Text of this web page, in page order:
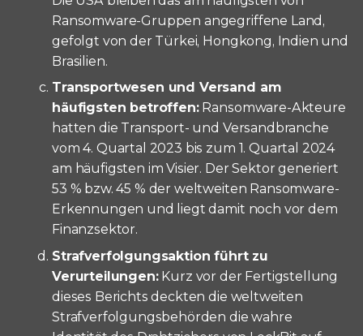
Ransomware-Gruppen angegriffene Land,
gefolgt von der Türkei, Hongkong, Indien und
Brasilien.
Transportwesen und Versand am
häufigsten betroffen:Ransomware-Akteure
hatten die Transport- und Versandbranche
vom 4. Quartal 2023 bis zum 1. Quartal 2024
am häufigsten im Visier. Der Sektor generiert
53 % bzw. 45 % der weltweiten Ransomware-
Erkennungen und liegt damit noch vor dem
Finanzsektor.
Strafverfolgungsaktion führt zu
Verurteilungen:Kurz vor der Fertigstellung
dieses Berichts deckten die weltweiten
Strafverfolgungsbehörden die wahre